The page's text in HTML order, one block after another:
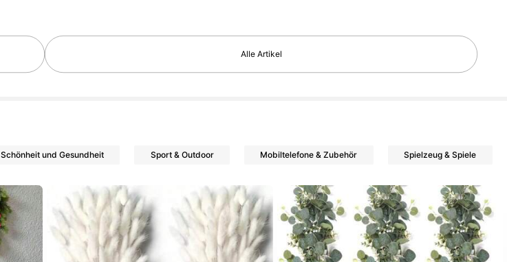
Alle Artikel
Schönheit und Gesundheit Sport & Outdoor Mobiltelefone & Zubehör Spielzeug & Spiele